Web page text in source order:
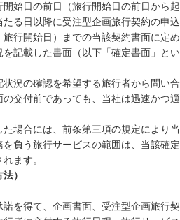
始日の前日（旅行開始日の前日から起
る日以降に受注型企画旅行契約の申込
行開始日）までの当該契約書面に定め
記載した書面（以下「確定書面」とい
況の確認を希望する旅行者から問い合
交付前であっても、当社は迅速かつ適
場合には、前条第三項の規定により当
負う旅行サービスの範囲は、当該確定
ます。
）
を得て、企画書面、受注型企画旅行契